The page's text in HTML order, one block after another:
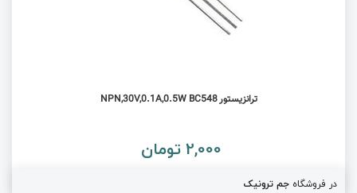
ترانزیستور NPN,30V,0.1A,0.5W BC548
2,000 تومان
در فروشگاه جم ترونیک